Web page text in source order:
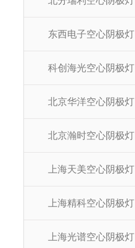
东西电子空心阴极灯
科创海光空心阴极灯
北京华洋空心阴极灯
北京瀚时空心阴极灯
上海天美空心阴极灯
上海精科空心阴极灯
上海光谱空心阴极灯